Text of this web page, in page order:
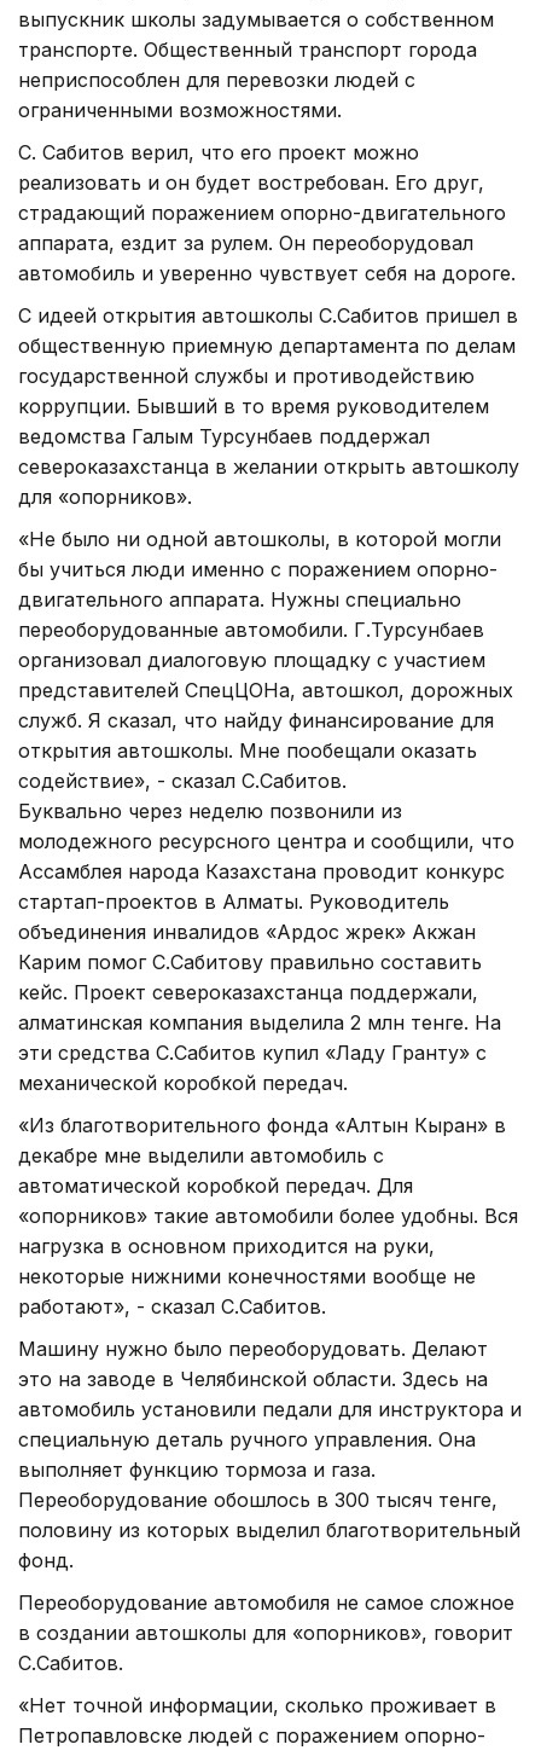
выпускник школы задумывается о собственном
транспорте. Общественный транспорт города
неприспособлен для перевозки людей с
ограниченными возможностями.
С. Сабитов верил, что его проект можно
реализовать и он будет востребован. Его друг,
страдающий поражением опорно-двигательного
аппарата, ездит за рулем. Он переоборудовал
автомобиль и уверенно чувствует себя на дороге.
С идеей открытия автошколы С.Сабитов пришел в
общественную приемную департамента по делам
государственной службы и противодействию
коррупции. Бывший в то время руководителем
ведомства Галым Турсунбаев поддержал
североказахстанца в желании открыть автошколу
для «опорников».
«Не было ни одной автошколы, в которой могли
бы учиться люди именно с поражением опорно-
двигательного аппарата. Нужны специально
переоборудованные автомобили. Г.Турсунбаев
организовал диалоговую площадку с участием
представителей СпецЦОНа, автошкол, дорожных
служб. Я сказал, что найду финансирование для
открытия автошколы. Мне пообещали оказать
содействие», - сказал С.Сабитов.
Буквально через неделю позвонили из
молодежного ресурсного центра и сообщили, что
Ассамблея народа Казахстана проводит конкурс
стартап-проектов в Алматы. Руководитель
объединения инвалидов «Ардос жүрек» Акжан
Карим помог С.Сабитову правильно составить
кейс. Проект североказахстанца поддержали,
алматинская компания выделила 2 млн тенге. На
эти средства С.Сабитов купил «Ладу Гранту» с
механической коробкой передач.
«Из благотворительного фонда «Алтын Кыран» в
декабре мне выделили автомобиль с
автоматической коробкой передач. Для
«опорников» такие автомобили более удобны. Вся
нагрузка в основном приходится на руки,
некоторые нижними конечностями вообще не
работают», - сказал С.Сабитов.
Машину нужно было переоборудовать. Делают
это на заводе в Челябинской области. Здесь на
автомобиль установили педали для инструктора и
специальную деталь ручного управления. Она
выполняет функцию тормоза и газа.
Переоборудование обошлось в 300 тысяч тенге,
половину из которых выделил благотворительный
фонд.
Переоборудование автомобиля не самое сложное
в создании автошколы для «опорников», говорит
С.Сабитов.
«Нет точной информации, сколько проживает в
Петропавловске людей с поражением опорно-